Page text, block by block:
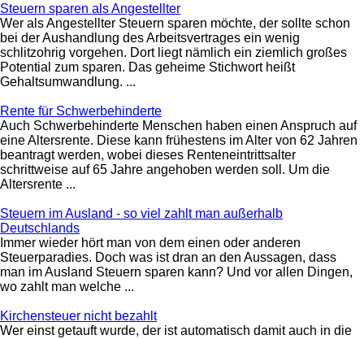
Steuern sparen als Angestellter
Wer als Angestellter Steuern sparen möchte, der sollte schon
bei der Aushandlung des Arbeitsvertrages ein wenig
schlitzohrig vorgehen. Dort liegt nämlich ein ziemlich großes
Potential zum sparen. Das geheime Stichwort heißt
Gehaltsumwandlung. ...
Rente für Schwerbehinderte
Auch Schwerbehinderte Menschen haben einen Anspruch auf
eine Altersrente. Diese kann frühestens im Alter von 62 Jahren
beantragt werden, wobei dieses Renteneintrittsalter
schrittweise auf 65 Jahre angehoben werden soll. Um die
Altersrente ...
Steuern im Ausland - so viel zahlt man außerhalb
Deutschlands
Immer wieder hört man von dem einen oder anderen
Steuerparadies. Doch was ist dran an den Aussagen, dass
man im Ausland Steuern sparen kann? Und vor allen Dingen,
wo zahlt man welche ...
Kirchensteuer nicht bezahlt
Wer einst getauft wurde, der ist automatisch damit auch in die